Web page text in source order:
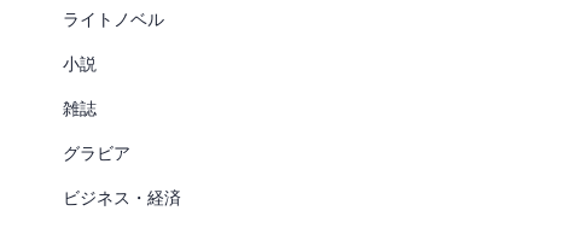
ライトノベル
小説
雑誌
グラビア
ビジネス・経済